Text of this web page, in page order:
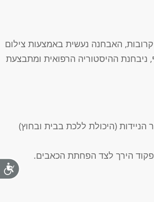
האבחנה נעשית באמצעות צילום
ניבחנת ההיסטוריה הרפואית ומתבצעת
(היכולת ללכת בבית ובחוץ)
הירך לצד הפחתת הכאבים.